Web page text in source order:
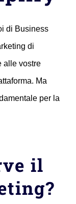
di Business
di
alle vostre
Ma
per la
il